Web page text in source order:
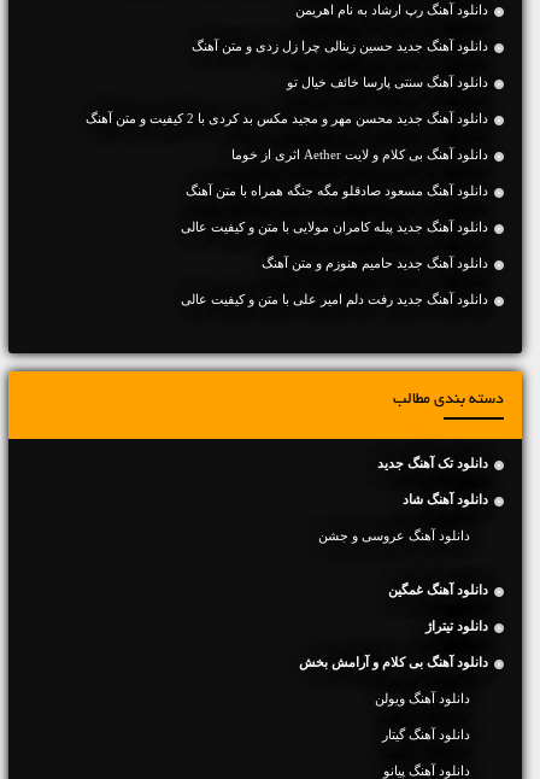
دانلود آهنگ رپ ارشاد به نام اهریمن
دانلود آهنگ جديد حسین زینالی چرا زل زدی و متن آهنگ
دانلود آهنگ سنتی پارسا خائف خیال تو
دانلود آهنگ جديد محسن مهر و مجید مکس بد کردی با 2 کیفیت و متن آهنگ
دانلود آهنگ بی کلام و لایت Aether اثری از خوما
دانلود آهنگ مسعود صادقلو مگه جنگه همراه با متن آهنگ
دانلود آهنگ جديد پیله کامران مولایی با متن و کیفیت عالی
دانلود آهنگ جديد حامیم هنوزم و متن آهنگ
دانلود آهنگ جديد رفت دلم امیر علی با متن و کیفیت عالی
دسته بندی مطالب
دانلود تک آهنگ جدید
دانلود آهنگ شاد
دانلود آهنگ عروسی و جشن
دانلود آهنگ غمگین
دانلود تیتراژ
دانلود آهنگ بی کلام و آرامش بخش
دانلود آهنگ ویولن
دانلود آهنگ گیتار
دانلود آهنگ پیانو